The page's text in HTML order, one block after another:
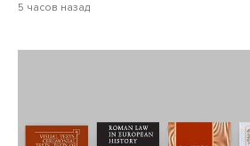
5 часов назад